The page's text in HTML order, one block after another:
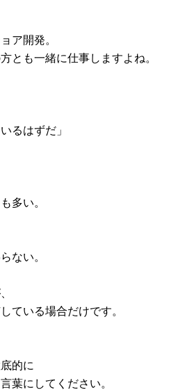
ア開発。
とも一緒に仕事しますよね。
るはずだ」
多い。
ない。
ている場合だけです。
的に
葉にしてください。